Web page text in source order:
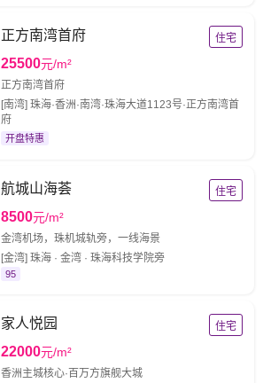
正方南湾首府 住宅
25500元/m²
正方南湾首府
[南湾] 珠海·香洲·南湾·珠海大道1123号·正方南湾首
府
开盘特惠
航城山海荟 住宅
8500元/m²
金湾机场，珠机城轨旁，一线海景
[金湾] 珠海 · 金湾 · 珠海科技学院旁
95
家人悦园 住宅
22000元/m²
香洲主城核心·百万方旗舰大城